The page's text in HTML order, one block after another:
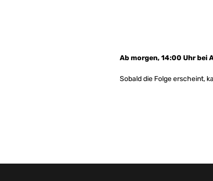
Ab morgen, 14:00 Uhr bei
Sobald die Folge erscheint,